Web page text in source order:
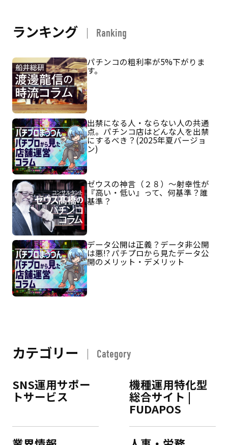
ランキング Ranking
パチンコの粗利率が5%下がりま
す。
出禁になる人・ならない人の共通
点。パチンコ店はどんな人を出禁
にするべき？(2025年夏バージョ
ン)
ゼウスの神言（２８）～射幸性が
『高い・低い』って、何基準？誰
基準？
データ公開は正義？データ非公開
は悪!? パチプロから見たデータ公
開のメリット・デメリット
カテゴリー Category
SNS運用サポー
トサービス
機種運用特化型
総合サイト |
FUDAPOS